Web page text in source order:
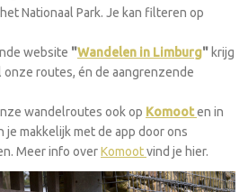
Nationaal Park. Je kan filteren op
website "Wandelen in Limburg" krijg
onze routes, én de aangrenzende
wandelroutes ook op Komooten in
je makkelijk met de app door ons
Meer info overKomootvind je hier.